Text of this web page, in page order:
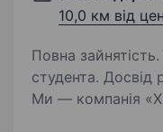
10,0 км від
Повна
студента. Досвід
Ми — компанія